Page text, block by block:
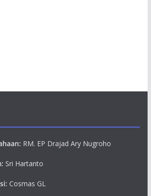
RM. EP Drajad Ary Nugroho
Sri Hartanto
Cosmas GL